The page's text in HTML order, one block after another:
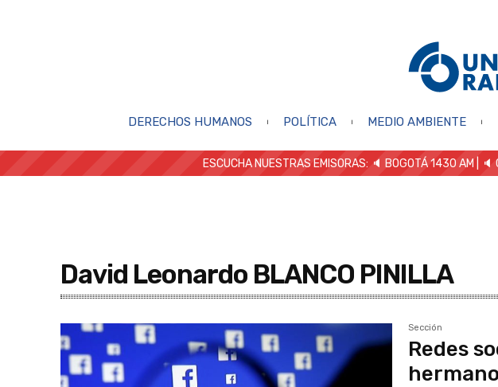
DERECHOS HUMANOS POLÍTICA MEDIO AMBIENTE
ESCUCHA NUESTRAS EMISORAS: 🔈 BOGOTÁ 1430 AM |
David Leonardo BLANCO PINILLA
Sección
Redes